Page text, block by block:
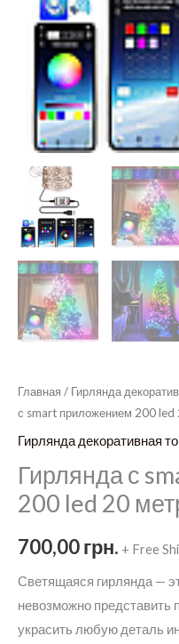
Главная / Гирлянда
с smart приложением 200 led
Гирлянда декоративная
Гирлянда с
200 led 20
700,00грн. + Free
Светящаяся гирлянда —
невозможно
украсить любую деталь